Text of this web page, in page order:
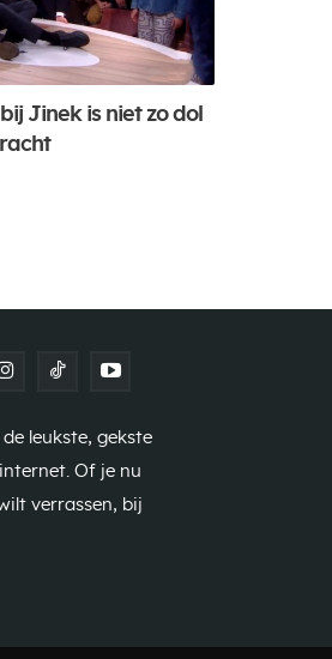
Jinek is niet zo dol
leukste, gekste
Of je nu
verrassen, bij